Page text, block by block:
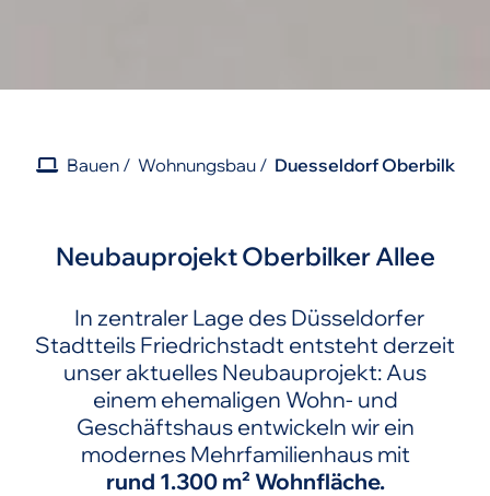
Bauen Wohnungsbau Duesseldorf Oberbilk
Neubauprojekt Oberbilker Allee
In zentraler Lage des Düsseldorfer
Stadtteils Friedrichstadt entsteht derzeit
unser aktuelles Neubauprojekt: Aus
einem ehemaligen Wohn- und
Geschäftshaus entwickeln wir ein
modernes Mehrfamilienhaus mit
rund 1.300 m² Wohnfläche.